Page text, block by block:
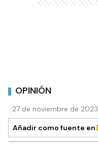
OPINIÓN
27 de noviembre de
Añadir como fuente en